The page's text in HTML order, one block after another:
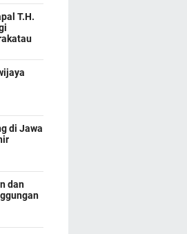
T.H.
di Jawa
dan